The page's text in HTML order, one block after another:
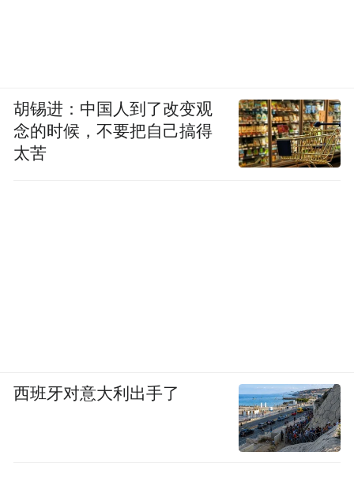
胡锡进：中国人到了改变观
念的时候，不要把自己搞得
太苦
西班牙对意大利出手了